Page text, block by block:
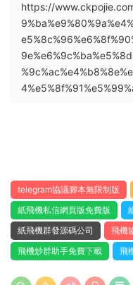
https://
telegram協議腳本無限制版
紙飛機私信網頁版免費版
紙飛機群發源碼公司
飛機
飛機炒群助手免費下載
飛